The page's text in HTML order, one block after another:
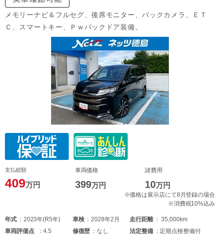
メモリーナビ＆フルセグ、後席モニター、バックカメラ、ＥＴ
Ｃ、スマートキー、Ｐｗバックドア装備。
支払総額
409万円
車両価格
399万円
諸費用
10万円
※価格は展示店にて8月登録の場合
※消費税10%込み
年式 2023年(R5年) 車検 2028年2月 走行距離
35,000km
車両評価点 4.5 修復歴 なし 法定整備
定期点検整備付